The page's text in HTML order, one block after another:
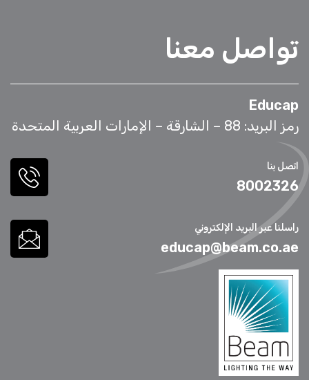
تواصل معنا
Educap
رمز البريد: 88 – الشارقة – الإمارات العربية المتحدة
اتصل بنا
8002326
راسلنا عبر البريد الإلكتروني
educap@beam.co.ae